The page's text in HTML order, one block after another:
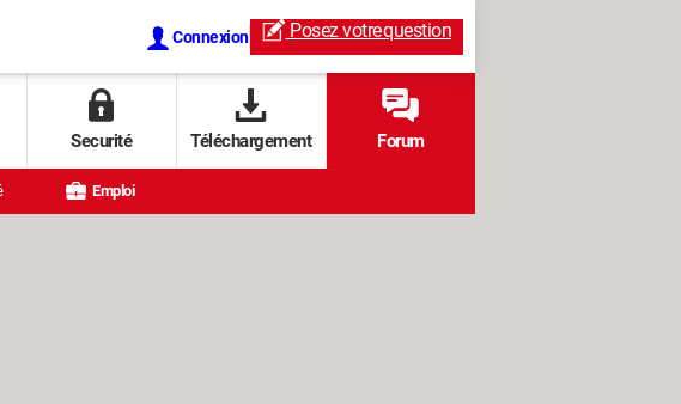
Connexion Posez votrequestion
Securité Téléchargement Forum
Emploi